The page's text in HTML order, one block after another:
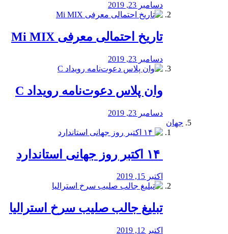
دسامبر 23, 2019
تاریخ احتمالی معرفی Mi MIX
دسامبر 23, 2019
وان پلاس دعوت‌نامه رویداد C
دسامبر 23, 2019
جهان
اکتبر 15, 2019
تبلیغ جالب صلیب سرخ استرالیا
اکتبر 12, 2019